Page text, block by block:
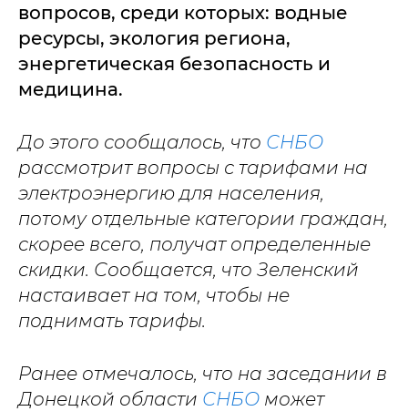
вопросов, среди которых: водные
ресурсы, экология региона,
энергетическая безопасность и
медицина.
До этого сообщалось, что СНБО
рассмотрит вопросы с тарифами на
электроэнергию для населения,
потому отдельные категории граждан,
скорее всего, получат определенные
скидки. Сообщается, что Зеленский
настаивает на том, чтобы не
поднимать тарифы.
Ранее отмечалось, что на заседании в
Донецкой области СНБО может